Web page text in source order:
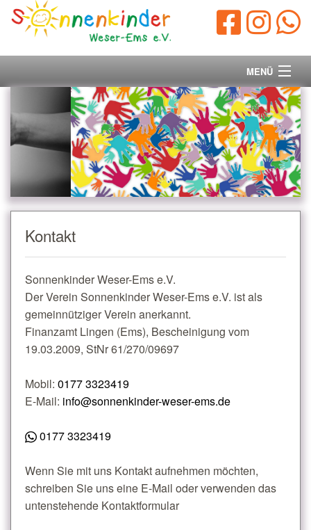
MENÜ
Startseite
Vorstand
Unsere Ziele
Ihre Spende
Kontakt
Kontakt
Sonnenkinder Weser-Ems e.V.
Der Verein Sonnenkinder Weser-Ems e.V. ist als
gemeinnütziger Verein anerkannt.
Finanzamt Lingen (Ems), Bescheinigung vom
19.03.2009, StNr 61/270/09697
Mobil: 0177 3323419
E-Mail: info@sonnenkinder-weser-ems.de
0177 3323419
Wenn Sie mit uns Kontakt aufnehmen möchten,
schreiben Sie uns eine E-Mail oder verwenden das
untenstehende Kontaktformular